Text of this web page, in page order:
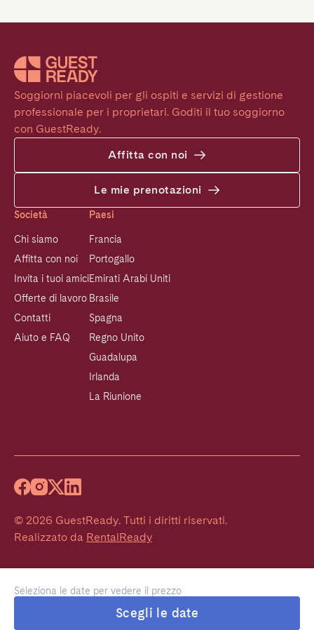
Seleziona le date per vedere il prezzo
Scegli le date
Soggiorni piacevoli per gli ospiti e servizi di gestione
professionale per i proprietari. Goditi il tuo soggiorno
con GuestReady.
Affitta con noi
Le mie prenotazioni
Società
Chi siamo
Affitta con noi
Invita i tuoi amici
Offerte di lavoro
Contatti
Aiuto e FAQ
Paesi
Francia
Portogallo
Emirati Arabi Uniti
Brasile
Spagna
Regno Unito
Guadalupa
Irlanda
La Riunione
© 2026 GuestReady. Tutti i diritti riservati.
Realizzato da RentalReady